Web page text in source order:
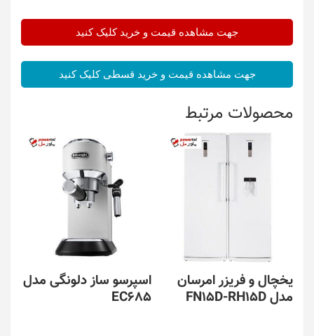
جهت مشاهده قیمت و خرید کلیک کنید
جهت مشاهده قیمت و خرید قسطی کلیک کنید
محصولات مرتبط
یخچال و فریزر امرسان
مدل FN15D-RH15D
اسپرسو ساز دلونگی مدل
EC685